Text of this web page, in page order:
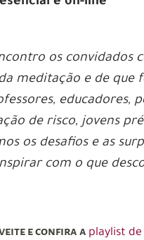
os convidados
meditação e de que
educadores,
de risco, jovens
os desafios e as
com o que
e confira a playlist